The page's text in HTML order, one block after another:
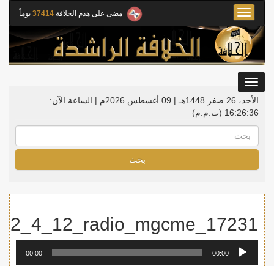
مضى على هدم الخلافة 37414 يوماً
Toggle
navigation
الأحد، 26 صفر 1448هـ | 09 أغسطس 2026م |
الساعة الآن:
16:26:36 (ت.م.م)
بحث
مشغل
00:00
00:00